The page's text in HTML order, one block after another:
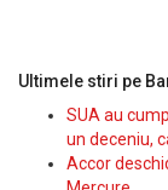
Ultimele stiri pe
SUA au
un deceniu,
Accor